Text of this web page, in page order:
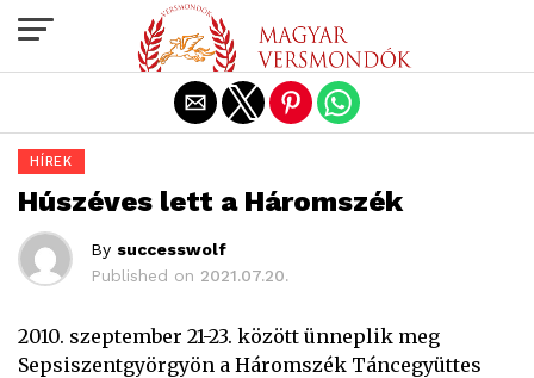
HÍREK
Húszéves lett a Háromszék
By successwolf
Published on 2021.07.20.
2010. szeptember 21-23. között ünneplik meg
Sepsiszentgyörgyön a Háromszék Táncegyüttes
Exit mobile version